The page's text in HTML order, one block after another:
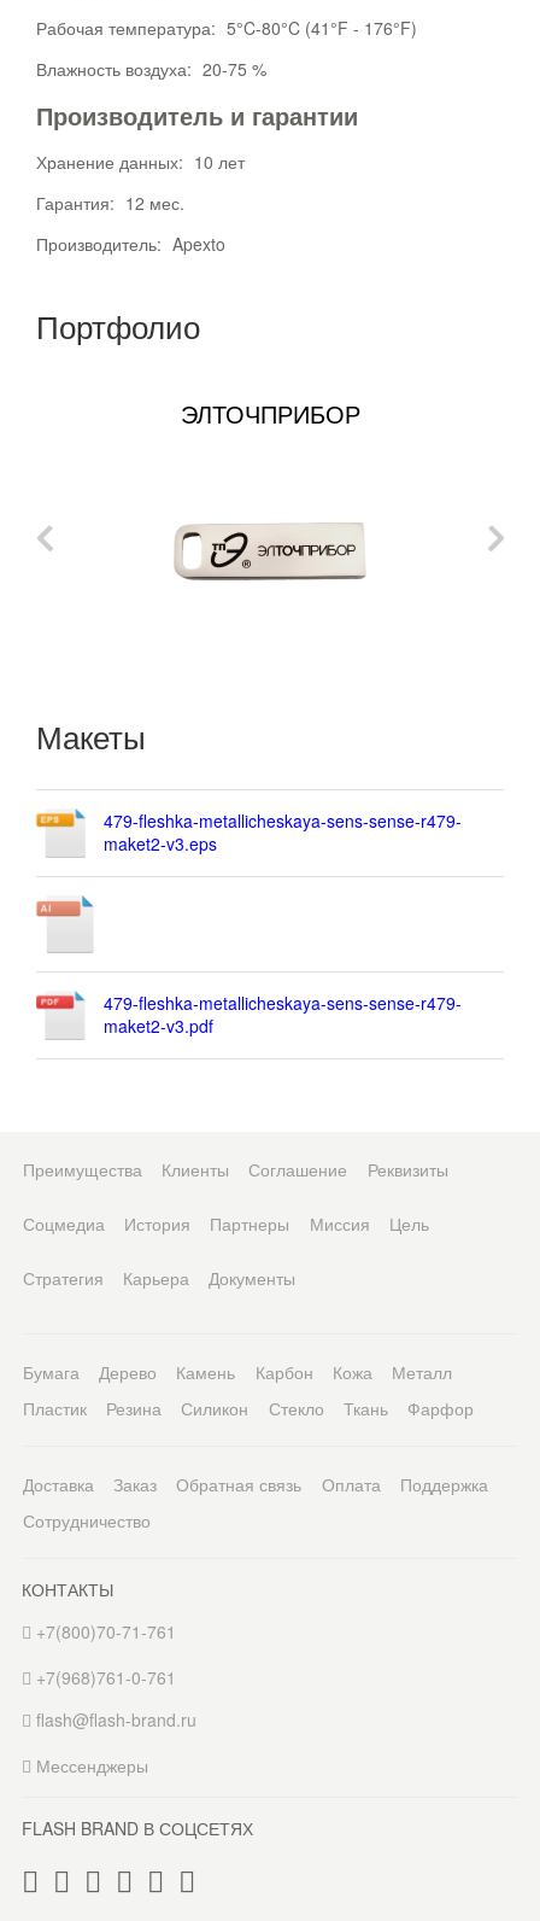
Рабочая температура: 5°C-80°C (41°F - 176°F)
Влажность воздуха: 20-75 %
Производитель и гарантии
Хранение данных: 10 лет
Гарантия: 12 мес.
Производитель: Apexto
Портфолио
ЭЛТОЧПРИБОР
Макеты
479-fleshka-metallicheskaya-sens-sense-r479-
maket2-v3.eps
479-fleshka-metallicheskaya-sens-sense-r479-
maket2-v3.pdf
Преимущества Клиенты Соглашение Реквизиты
Соцмедиа История Партнеры Миссия Цель
Стратегия Карьера Документы
Бумага Дерево Камень Карбон Кожа
Металл
Пластик
Резина Силикон Стекло Ткань Фарфор
Доставка Заказ Обратная связь Оплата
Поддержка
Сотрудничество
КОНТАКТЫ
+7(800)70-71-761
+7(968)761-0-761
flash@flash-brand.ru
Мессенджеры
FLASH BRAND В СОЦСЕТЯХ